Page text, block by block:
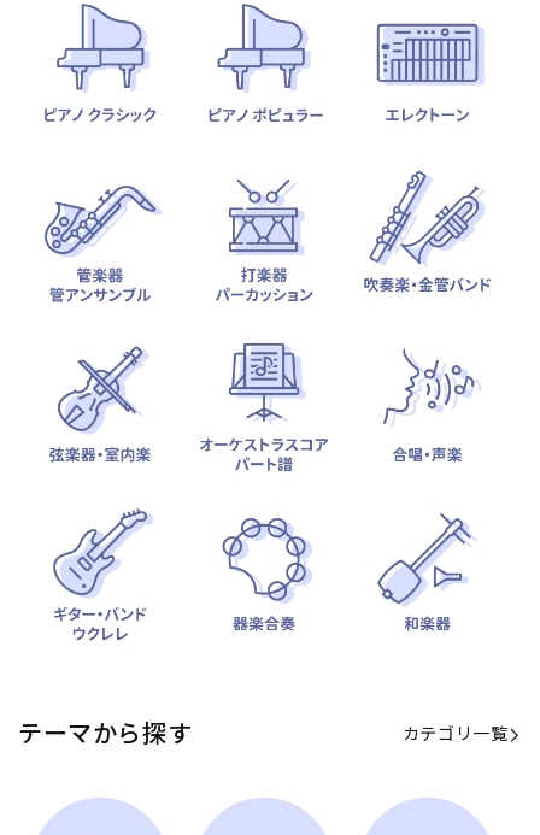
テーマから探す カテゴリ一覧